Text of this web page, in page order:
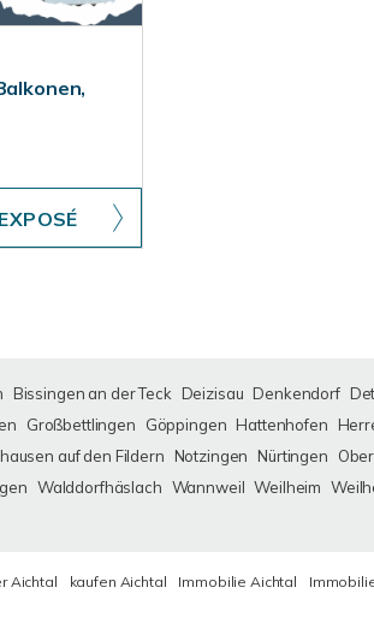
Bissingen an der Teck Deizisau Denkendorf
Großbettlingen Göppingen Hattenhofen
auf den Fildern Notzingen Nürtingen
Walddorfhäslach Wannweil Weilheim
Aichtal kaufen Aichtal Immobilie Aichtal